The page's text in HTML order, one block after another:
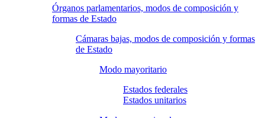
Órganos parlamentarios, modos de composición y
formas de Estado
Cámaras bajas, modos de composición y formas
de Estado
Modo mayoritario
Estados federales
Estados unitarios